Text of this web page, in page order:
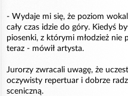
- Wydaje mi się, że poziom
cały czas idzie do góry. Kiedyś
piosenki, z którymi młodzież nie
teraz - mówił artysta.
Jurorzy zwracali uwagę, że
oczywisty repertuar i dobrze
sceniczną.